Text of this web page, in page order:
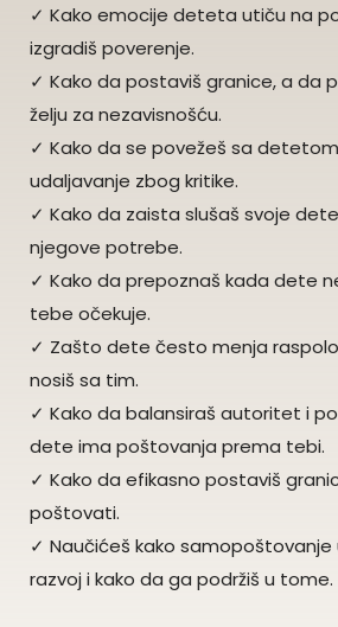
✓ Kako emocije deteta utiču na
izgradiš poverenje.
✓ Kako da postaviš granice, a da
želju za nezavisnošću.
✓ Kako da se povežeš sa
udaljavanje zbog kritike.
✓ Kako da zaista slušaš svoje
njegove potrebe.
✓ Kako da prepoznaš kada dete
tebe očekuje.
✓ Zašto dete često menja
nosiš sa tim.
✓ Kako da balansiraš autoritet i
dete ima poštovanja prema tebi.
✓ Kako da efikasno postaviš
poštovati.
✓ Naučićeš kako
razvoj i kako da ga podržiš u tome.